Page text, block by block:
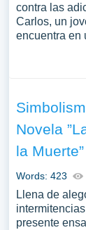
contra las
Carlos, un
encuentra en
Novela
la Muerte”
Words: 423
Llena de
presente